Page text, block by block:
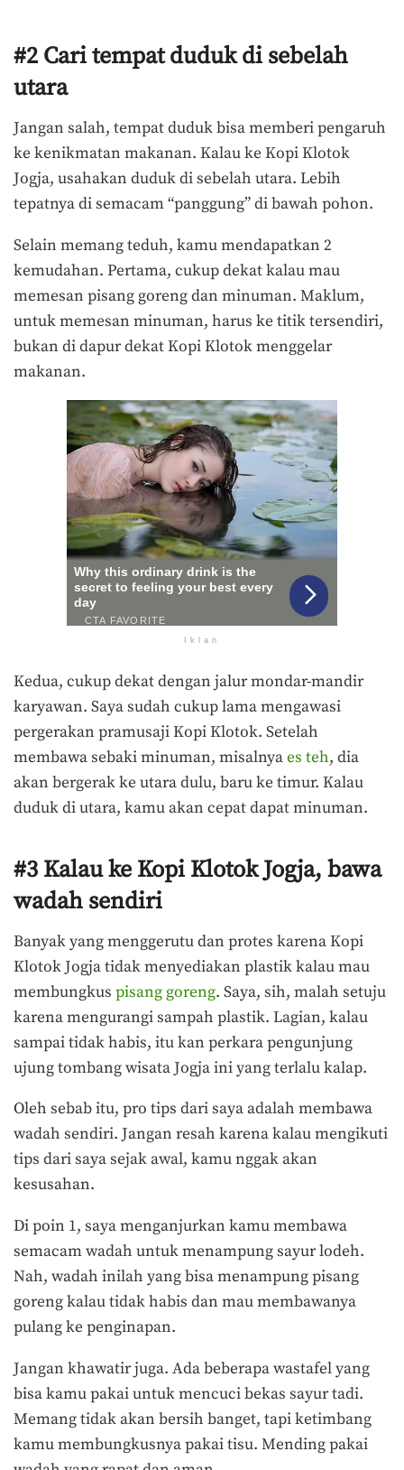
#2 Cari tempat duduk di sebelah
utara
Jangan salah, tempat duduk bisa memberi pengaruh
ke kenikmatan makanan. Kalau ke Kopi Klotok
Jogja, usahakan duduk di sebelah utara. Lebih
tepatnya di semacam “panggung” di bawah pohon.
Selain memang teduh, kamu mendapatkan 2
kemudahan. Pertama, cukup dekat kalau mau
memesan pisang goreng dan minuman. Maklum,
untuk memesan minuman, harus ke titik tersendiri,
bukan di dapur dekat Kopi Klotok menggelar
makanan.
Iklan
Kedua, cukup dekat dengan jalur mondar-mandir
karyawan. Saya sudah cukup lama mengawasi
pergerakan pramusaji Kopi Klotok. Setelah
membawa sebaki minuman, misalnyaes teh, dia
akan bergerak ke utara dulu, baru ke timur. Kalau
duduk di utara, kamu akan cepat dapat minuman.
#3 Kalau ke Kopi Klotok Jogja, bawa
wadah sendiri
Banyak yang menggerutu dan protes karena Kopi
Klotok Jogja tidak menyediakan plastik kalau mau
membungkus pisang goreng. Saya, sih, malah setuju
karena mengurangi sampah plastik. Lagian, kalau
sampai tidak habis, itu kan perkara pengunjung
ujung tombang wisata Jogja ini yang terlalu kalap.
Oleh sebab itu, pro tips dari saya adalah membawa
wadah sendiri. Jangan resah karena kalau mengikuti
tips dari saya sejak awal, kamu nggak akan
kesusahan.
Di poin 1, saya menganjurkan kamu membawa
semacam wadah untuk menampung sayur lodeh.
Nah, wadah inilah yang bisa menampung pisang
goreng kalau tidak habis dan mau membawanya
pulang ke penginapan.
Jangan khawatir juga. Ada beberapa wastafel yang
bisa kamu pakai untuk mencuci bekas sayur tadi.
Memang tidak akan bersih banget, tapi ketimbang
kamu membungkusnya pakai tisu. Mending pakai